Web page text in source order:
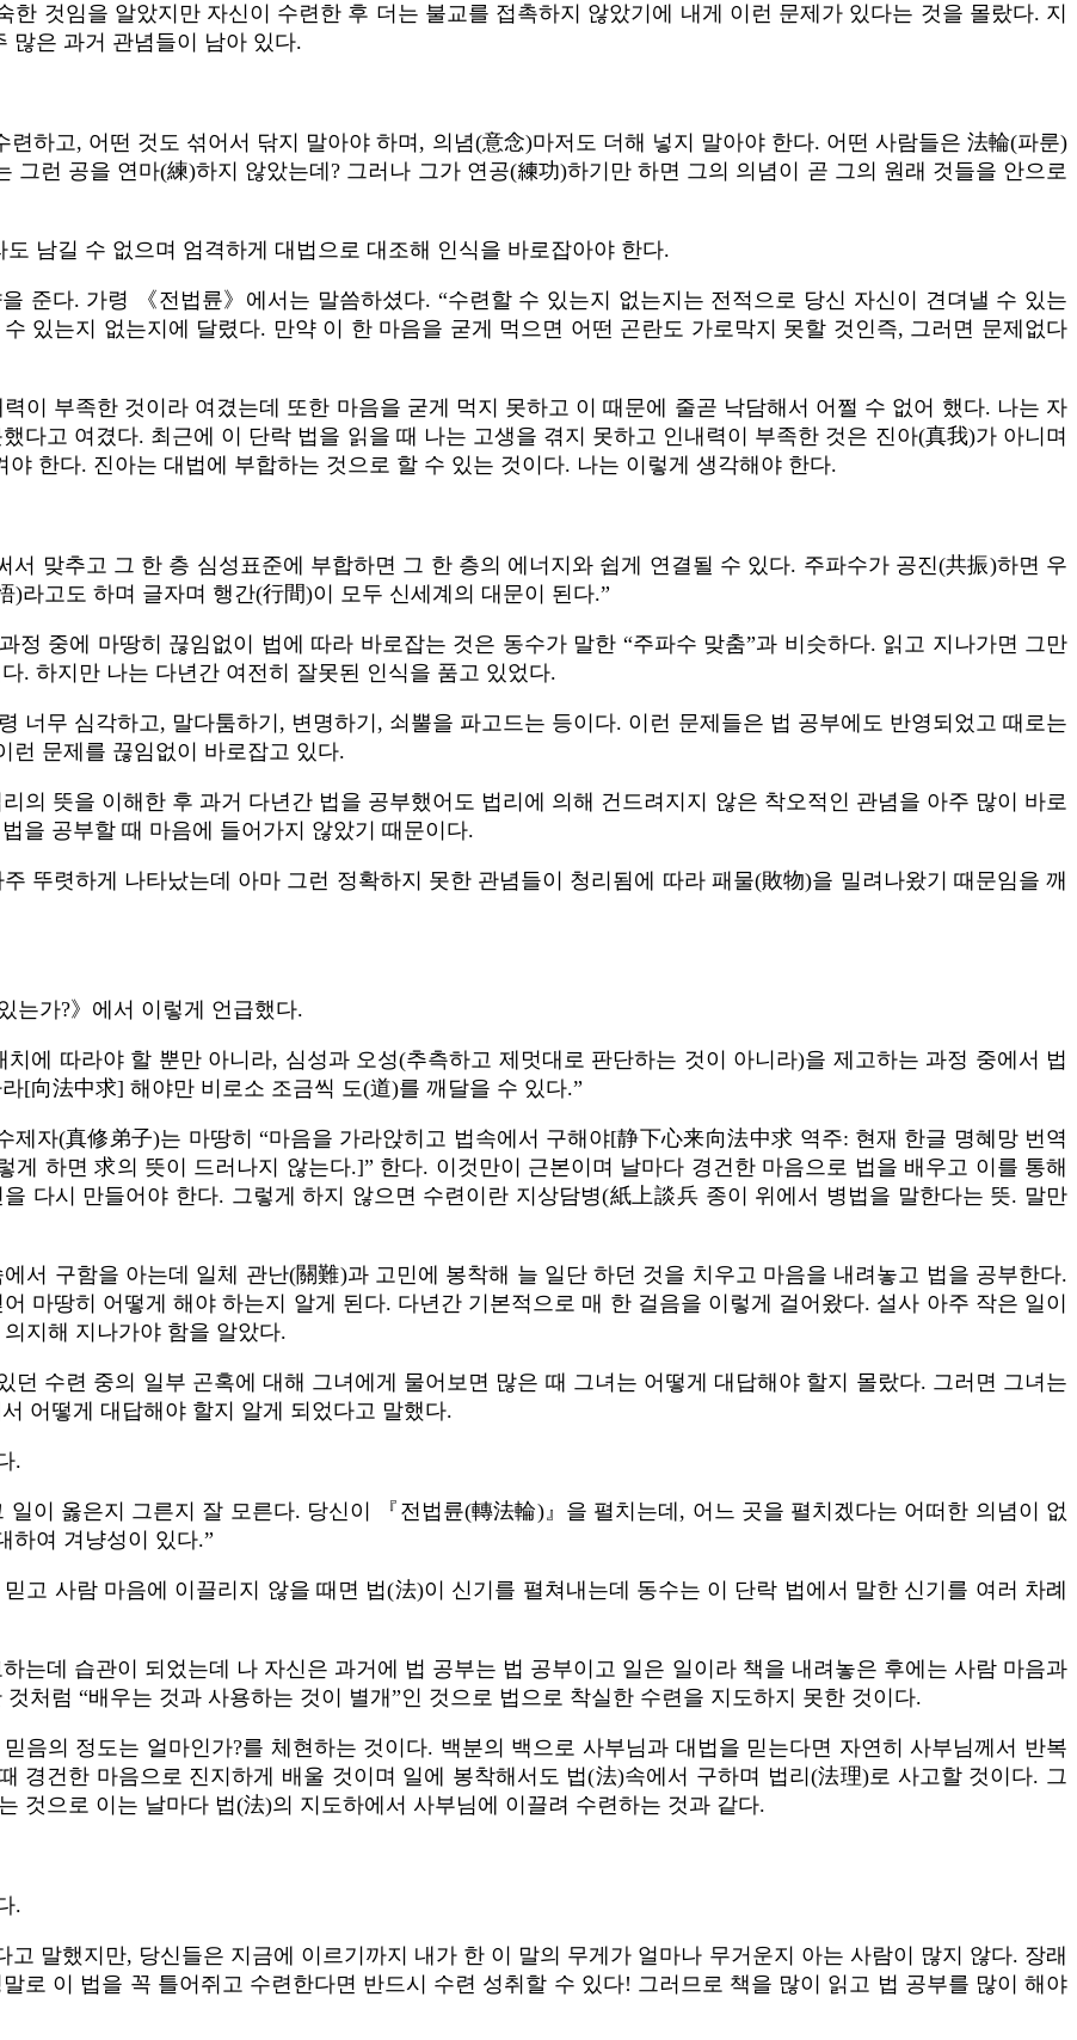
한 것임을 알았지만 자신이 수련한 후 더는 불교를 접촉하지 않았기에 내게 이런 문제가 있다는 것을 몰랐다. 지
많은 과거 관념들이 남아 있다.
하고, 어떤 것도 섞어서 닦지 말아야 하며, 의념(意念)마저도 더해 넣지 말아야 한다. 어떤 사람들은 法輪(파룬)
그런 공을 연마(練)하지 않았는데? 그러나 그가 연공(練功)하기만 하면 그의 의념이 곧 그의 원래 것들을 안으로
남길 수 없으며 엄격하게 대법으로 대조해 인식을 바로잡아야 한다.
준다. 가령 《전법륜》에서는 말씀하셨다. “수련할 수 있는지 없는지는 전적으로 당신 자신이 견뎌낼 수 있는
있는지 없는지에 달렸다. 만약 이 한 마음을 굳게 먹으면 어떤 곤란도 가로막지 못할 것인즉, 그러면 문제없다
이 부족한 것이라 여겼는데 또한 마음을 굳게 먹지 못하고 이 때문에 줄곧 낙담해서 어쩔 수 없어 했다. 나는 자
다고 여겼다. 최근에 이 단락 법을 읽을 때 나는 고생을 겪지 못하고 인내력이 부족한 것은 진아(真我)가 아니며
야 한다. 진아는 대법에 부합하는 것으로 할 수 있는 것이다. 나는 이렇게 생각해야 한다.
맞추고 그 한 층 심성표준에 부합하면 그 한 층의 에너지와 쉽게 연결될 수 있다. 주파수가 공진(共振)하면 우
라고도 하며 글자며 행간(行間)이 모두 신세계의 대문이 된다.”
정 중에 마땅히 끊임없이 법에 따라 바로잡는 것은 동수가 말한 “주파수 맞춤”과 비슷하다. 읽고 지나가면 그만
. 하지만 나는 다년간 여전히 잘못된 인식을 품고 있었다.
너무 심각하고, 말다툼하기, 변명하기, 쇠뿔을 파고드는 등이다. 이런 문제들은 법 공부에도 반영되었고 때로는
런 문제를 끊임없이 바로잡고 있다.
의 뜻을 이해한 후 과거 다년간 법을 공부했어도 법리에 의해 건드려지지 않은 착오적인 관념을 아주 많이 바로
을 공부할 때 마음에 들어가지 않았기 때문이다.
뚜렷하게 나타났는데 아마 그런 정확하지 못한 관념들이 청리됨에 따라 패물(敗物)을 밀려나왔기 때문임을 깨
는가?》에서 이렇게 언급했다.
에 따라야 할 뿐만 아니라, 심성과 오성(추측하고 제멋대로 판단하는 것이 아니라)을 제고하는 과정 중에서 법
[向法中求] 해야만 비로소 조금씩 도(道)를 깨달을 수 있다.”
자(真修弟子)는 마땅히 “마음을 가라앉히고 법속에서 구해야[静下心来向法中求 역주: 현재 한글 명혜망 번역
하면 求의 뜻이 드러나지 않는다.]” 한다. 이것만이 근본이며 날마다 경건한 마음으로 법을 배우고 이를 통해
다시 만들어야 한다. 그렇게 하지 않으면 수련이란 지상담병(紙上談兵 종이 위에서 병법을 말한다는 뜻. 말만
서 구함을 아는데 일체 관난(關難)과 고민에 봉착해 늘 일단 하던 것을 치우고 마음을 내려놓고 법을 공부한다.
마땅히 어떻게 해야 하는지 알게 된다. 다년간 기본적으로 매 한 걸음을 이렇게 걸어왔다. 설사 아주 작은 일이
지해 지나가야 함을 알았다.
던 수련 중의 일부 곤혹에 대해 그녀에게 물어보면 많은 때 그녀는 어떻게 대답해야 할지 몰랐다. 그러면 그녀는
어떻게 대답해야 할지 알게 되었다고 말했다.
.
이 옳은지 그른지 잘 모른다. 당신이 『전법륜(轉法輪)』을 펼치는데, 어느 곳을 펼치겠다는 어떠한 의념이 없
하여 겨냥성이 있다.”
고 사람 마음에 이끌리지 않을 때면 법(法)이 신기를 펼쳐내는데 동수는 이 단락 법에서 말한 신기를 여러 차례
는데 습관이 되었는데 나 자신은 과거에 법 공부는 법 공부이고 일은 일이라 책을 내려놓은 후에는 사람 마음과
처럼 “배우는 것과 사용하는 것이 별개”인 것으로 법으로 착실한 수련을 지도하지 못한 것이다.
음의 정도는 얼마인가?를 체현하는 것이다. 백분의 백으로 사부님과 대법을 믿는다면 자연히 사부님께서 반복
경건한 마음으로 진지하게 배울 것이며 일에 봉착해서도 법(法)속에서 구하며 법리(法理)로 사고할 것이다. 그
것으로 이는 날마다 법(法)의 지도하에서 사부님에 이끌려 수련하는 것과 같다.
.
말했지만, 당신들은 지금에 이르기까지 내가 한 이 말의 무게가 얼마나 무거운지 아는 사람이 많지 않다. 장래
로 이 법을 꼭 틀어쥐고 수련한다면 반드시 수련 성취할 수 있다! 그러므로 책을 많이 읽고 법 공부를 많이 해야